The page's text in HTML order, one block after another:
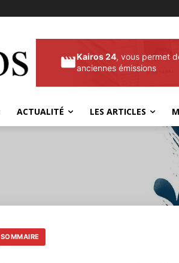
Kairos 24, vous permet
anciennes émissions
ACTUALITÉ LES ARTICLES
SOMMAIRE